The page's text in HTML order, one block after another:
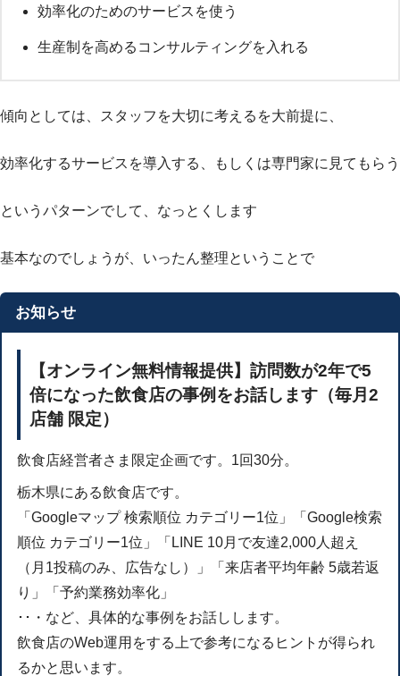
効率化のためのサービスを使う
生産制を高めるコンサルティングを入れる
傾向としては、スタッフを大切に考えるを大前提に、
効率化するサービスを導入する、もしくは専門家に見てもらう
というパターンでして、なっとくします
基本なのでしょうが、いったん整理ということで
お知らせ
【オンライン無料情報提供】訪問数が2年で5
倍になった飲食店の事例をお話します（毎月2
店舗 限定）
飲食店経営者さま限定企画です。1回30分。
栃木県にある飲食店です。
「Googleマップ 検索順位 カテゴリー1位」「Google検索
順位 カテゴリー1位」「LINE 10月で友達2,000人超え
（月1投稿のみ、広告なし）」「来店者平均年齢 5歳若返
り」「予約業務効率化」
･･・など、具体的な事例をお話しします。
飲食店のWeb運用をする上で参考になるヒントが得られ
るかと思います。